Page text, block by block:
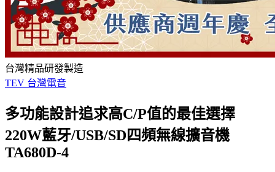
台灣精品研發製造
TEV 台灣電音
多功能設計追求高C/P值的最佳選擇
220W藍牙/USB/SD四頻無線擴音機
TA680D-4